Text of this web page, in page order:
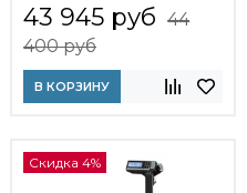
43 945 руб 44
400 руб
В КОРЗИНУ
Скидка 4%